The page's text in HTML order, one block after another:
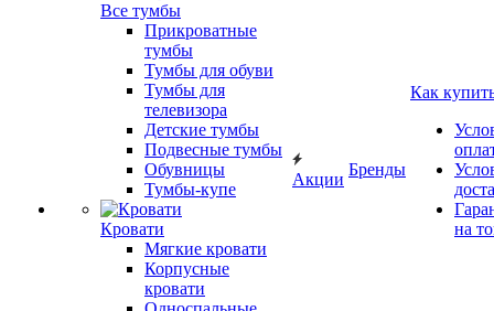
Все тумбы
Прикроватные
тумбы
Тумбы для обуви
Тумбы для
телевизора
Детские тумбы
Подвесные тумбы
Обувницы
Тумбы-купе
Кровати
Мягкие кровати
Корпусные
кровати
Акции
Бренды
Как
на